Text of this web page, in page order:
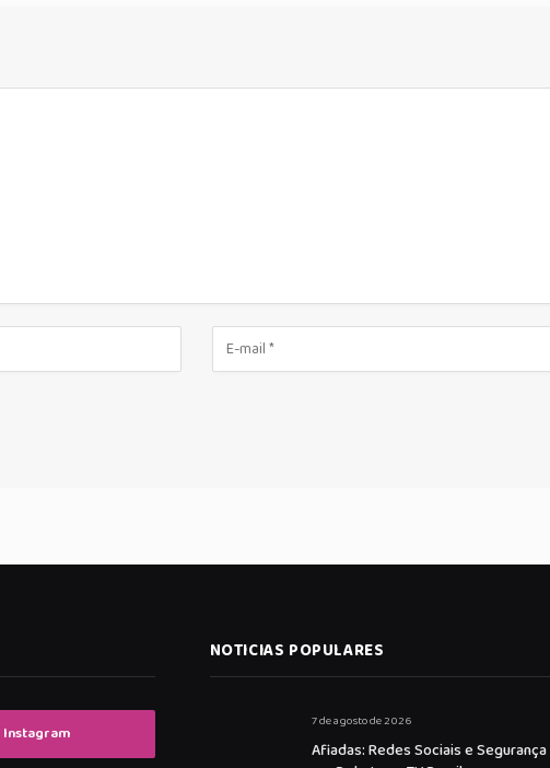
Instagram
NOTICIAS POPULARES
7 de agosto de 2026
Afiadas: Redes Sociais e